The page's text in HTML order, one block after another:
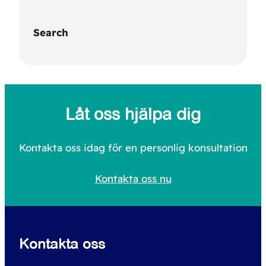
Search
e
c
r
Låt oss hjälpa dig
Kontakta oss idag för en personlig konsultation
Kontakta oss nu
Kontakta oss